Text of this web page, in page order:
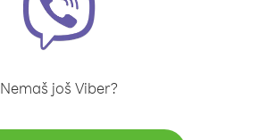
Nemaš još Viber?